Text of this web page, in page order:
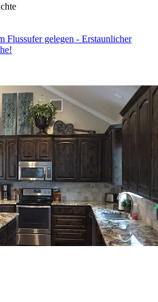
Flussufer gelegen - Erstaunlicher